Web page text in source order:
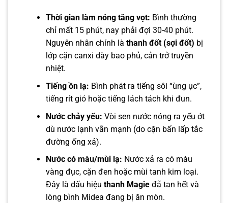
Thời gian làm nóng tăng vọt: Bình thường
chỉ mất 15 phút, nay phải đợi 30-40 phút.
Nguyên nhân chính là thanh đốt (sợi đốt) bị
lớp cặn canxi dày bao phủ, cản trở truyền
nhiệt.
Tiếng ồn lạ: Bình phát ra tiếng sôi “ùng ục”,
tiếng rít gió hoặc tiếng lách tách khi đun.
Nước chảy yếu: Vòi sen nước nóng ra yếu ớt
dù nước lạnh vẫn mạnh (do cặn bẩn lấp tắc
đường ống xả).
Nước có màu/mùi lạ: Nước xả ra có màu
vàng đục, cặn đen hoặc mùi tanh kim loại.
Đây là dấu hiệu thanh Magieđã tan hết và
lòng bình Midea đang bị ăn mòn.